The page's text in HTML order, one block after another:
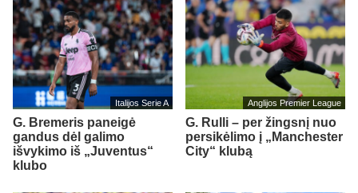
Italijos Serie A
G. Bremeris paneigė
gandus dėl galimo
išvykimo iš „Juventus“
klubo
Anglijos Premier League
G. Rulli – per žingsnį nuo
persikėlimo į „Manchester
City“ klubą